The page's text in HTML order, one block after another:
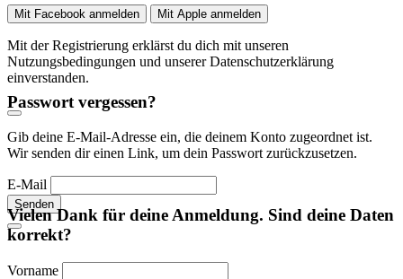
Mit Facebook anmelden Mit Apple anmelden
Mit der Registrierung erklärst du dich mit unseren
Nutzungsbedingungen und unserer Datenschutzerklärung
einverstanden.
Passwort vergessen?
Gib deine E-Mail-Adresse ein, die deinem Konto zugeordnet ist.
Wir senden dir einen Link, um dein Passwort zurückzusetzen.
E-Mail
Senden
Vielen Dank für deine Anmeldung. Sind deine Daten
korrekt?
Vorname